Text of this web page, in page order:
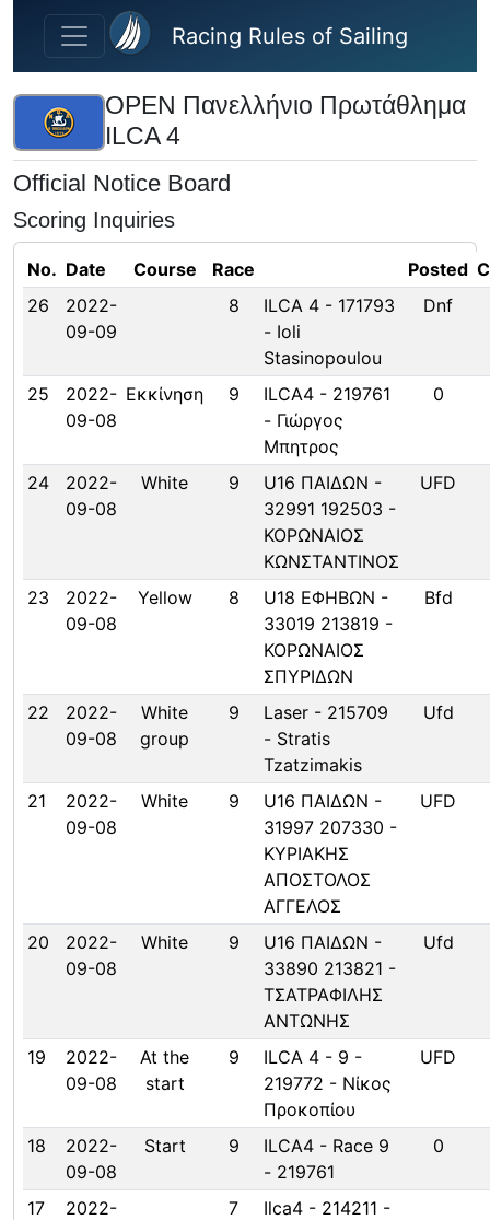
Skip to main content
Racing Rules of Sailing
OPEN Πανελλήνιο Πρωτάθλημα
ILCA 4
Official Notice Board
Scoring Inquiries
No. Date Course Race Posted
26
2022-
09-09
8
ILCA 4 - 171793
- Ioli
Stasinopoulou
Dnf
25
2022-
09-08
Εκκίνηση 9
ILCA4 - 219761
- Γιώργος
Μπητρος
0
24
2022-
09-08
White 9
U16 ΠΑΙΔΩΝ -
32991 192503 -
ΚΟΡΩΝΑΙΟΣ
ΚΩΝΣΤΑΝΤΙΝΟΣ
UFD
23
2022-
09-08
Yellow 8
U18 ΕΦΗΒΩΝ -
33019 213819 -
ΚΟΡΩΝΑΙΟΣ
ΣΠΥΡΙΔΩΝ
Bfd
22
2022-
09-08
White
group
9
Laser - 215709
- Stratis
Tzatzimakis
Ufd
21
2022-
09-08
White 9
U16 ΠΑΙΔΩΝ -
31997 207330 -
ΚΥΡΙΑΚΗΣ
ΑΠΟΣΤΟΛΟΣ
ΑΓΓΕΛΟΣ
UFD
20
2022-
09-08
White 9
U16 ΠΑΙΔΩΝ -
33890 213821 -
ΤΣΑΤΡΑΦΙΛΗΣ
ΑΝΤΩΝΗΣ
Ufd
19
2022-
09-08
At the
start
9
ILCA 4 - 9 -
219772 - Νίκος
Προκοπίου
UFD
18
2022-
09-08
Start 9
ILCA4 - Race 9
- 219761
0
17
2022-
7
Ilca4 - 214211 -